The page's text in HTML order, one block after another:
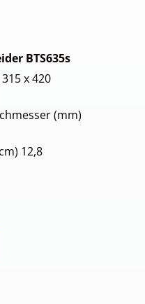
BTS635s
x 420
(mm)
12,8